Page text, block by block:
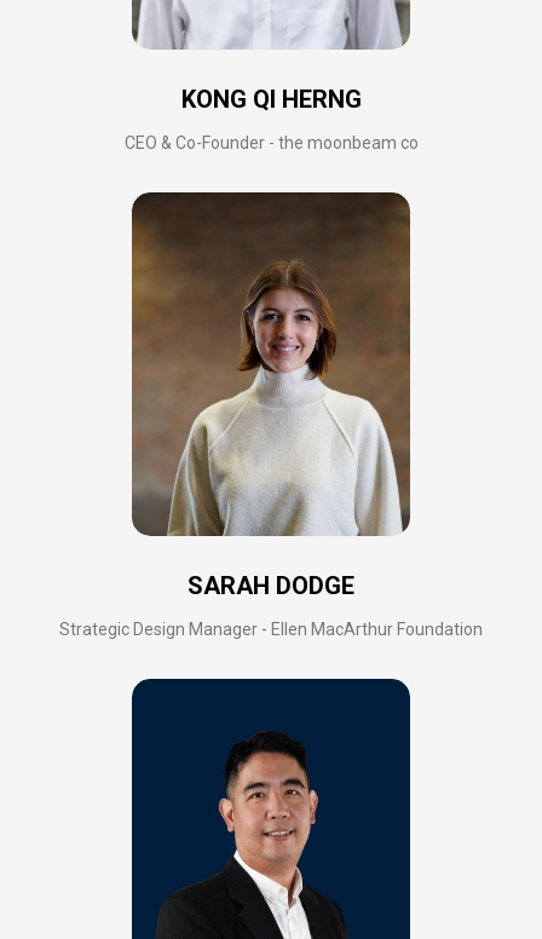
KONG QI HERNG
CEO & Co-Founder - the moonbeam co
SARAH DODGE
Strategic Design Manager - Ellen MacArthur Foundation